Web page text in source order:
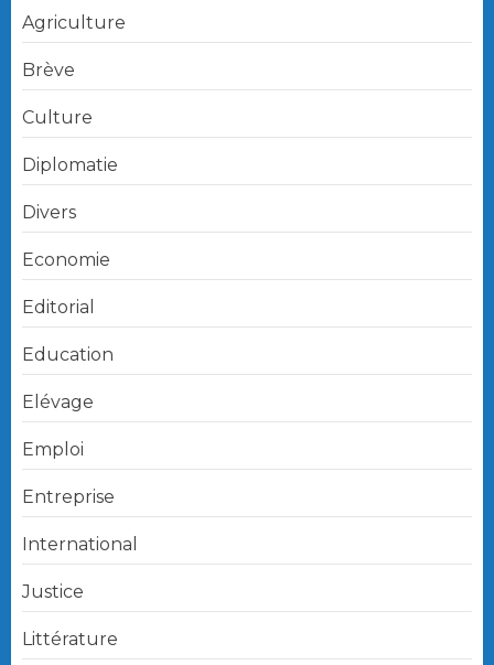
Agriculture
Brève
Culture
Diplomatie
Divers
Economie
Editorial
Education
Elévage
Emploi
Entreprise
International
Justice
Littérature